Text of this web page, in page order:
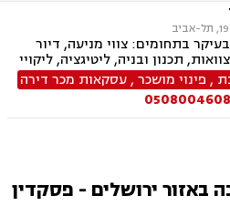
בתחומים: צווי מניעה, דיור
תכנון ובניה, ליטיגציה, ליקויי
וקיבוצים, עסקאות מכר דירה, פינוי
בינוי, קבוצות רכישה, תמ"א 38, דיירות מוגנת, איכות
היטל השבחה, פינוי מושכר,
עסקים, תביעות ירידת ערך, ייפוי
, פינוי מושכר,עסקאות מכר דירה
0508004608
באזור ירושלים - פסקדין